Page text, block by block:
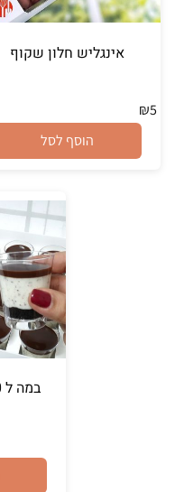
אינגליש חלון שקוף
₪5
הוסף לסל
במה ל 30 קינוחי כוסות